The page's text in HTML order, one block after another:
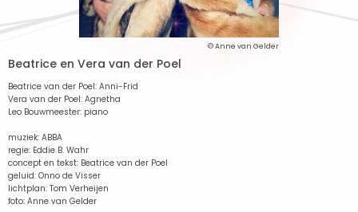
© Anne van Gelder
Beatrice en Vera van der Poel
Beatrice van der Poel: Anni-Frid
Vera van der Poel: Agnetha
Leo Bouwmeester: piano
muziek: ABBA
regie: Eddie B. Wahr
concept en tekst: Beatrice van der Poel
geluid: Onno de Visser
lichtplan: Tom Verheijen
foto: Anne van Gelder